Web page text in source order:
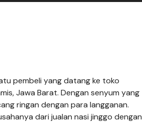
pembeli yang datang ke toko
Jawa Barat. Dengan senyum yang
ringan dengan para langganan.
dari jualan nasi jinggo dengan